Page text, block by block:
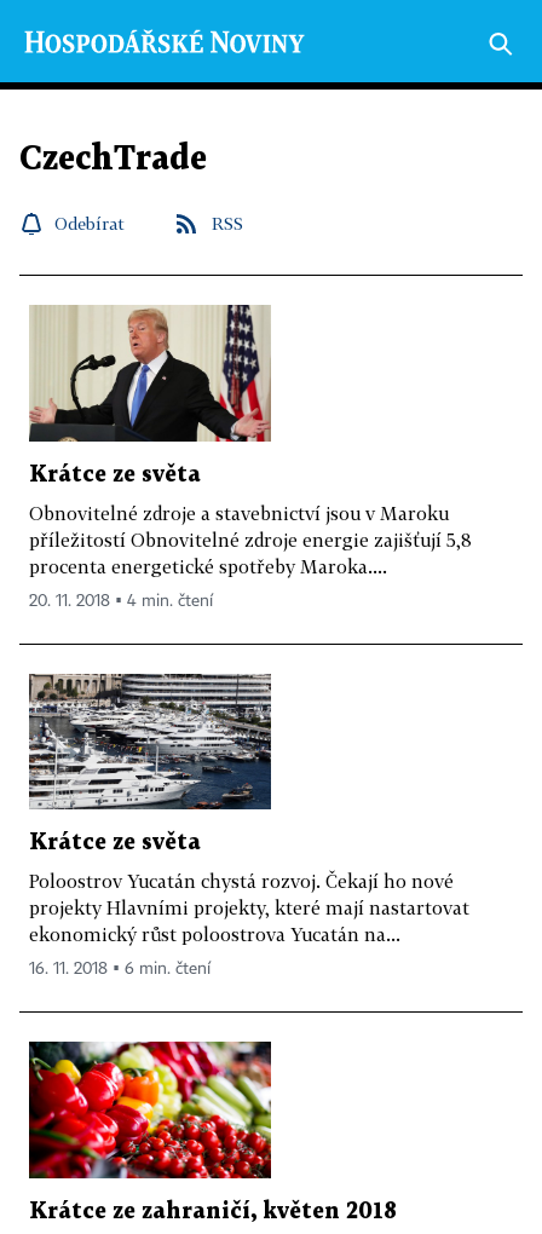
CzechTrade
Odebírat RSS
Krátce ze světa
Obnovitelné zdroje a stavebnictví jsou v Maroku
příležitostí Obnovitelné zdroje energie zajišťují 5,8
procenta energetické spotřeby Maroka....
20. 11. 2018 ▪ 4 min. čtení
Krátce ze světa
Poloostrov Yucatán chystá rozvoj. Čekají ho nové
projekty Hlavními projekty, které mají nastartovat
ekonomický růst poloostrova Yucatán na...
16. 11. 2018 ▪ 6 min. čtení
Krátce ze zahraničí, květen 2018